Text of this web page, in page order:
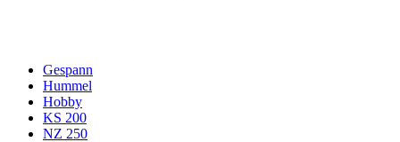
Gespann
Hummel
Hobby
KS 200
NZ 250